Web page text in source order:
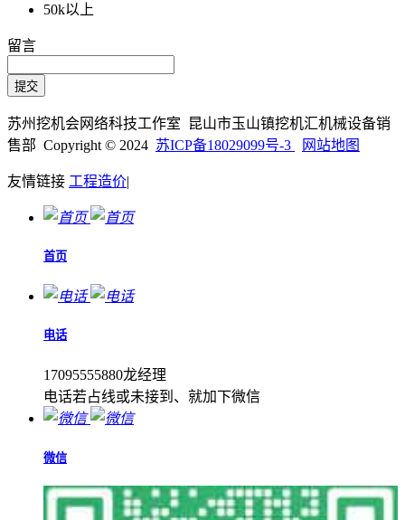
50k以上
留言
苏州挖机会网络科技工作室 昆山市玉山镇挖机汇机械设备销
售部 Copyright © 2024 苏ICP备18029099号-3 网站地图
友情链接 工程造价|
首页
电话
17095555880龙经理
电话若占线或未接到、就加下微信
微信